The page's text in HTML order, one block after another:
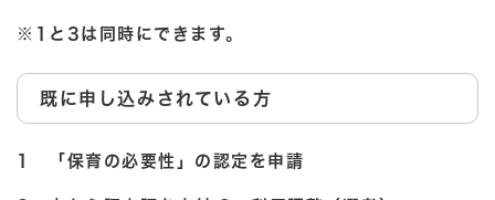
※1と3は同時にできます。
既に申し込みされている方
1 「保育の必要性」の認定を申請